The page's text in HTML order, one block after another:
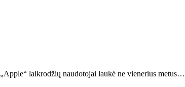
laikrodžių naudotojai laukė ne vienerius metus…